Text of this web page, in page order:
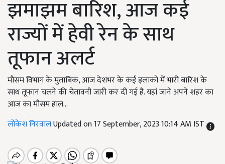
झमाझम बारिश, आज कई
राज्यों में हेवी रेन के साथ
तूफान अलर्ट
मौसम विभाग के मुताबिक, आज देशभर के कई इलाकों में भारी बारिश के
साथ तूफान चलने की चेतावनी जारी कर दी गई है. यहां जानें अपने शहर का
आज का मौसम हाल...
लोकेश निरवालUpdated on 17 September, 2023 10:14 AM IST